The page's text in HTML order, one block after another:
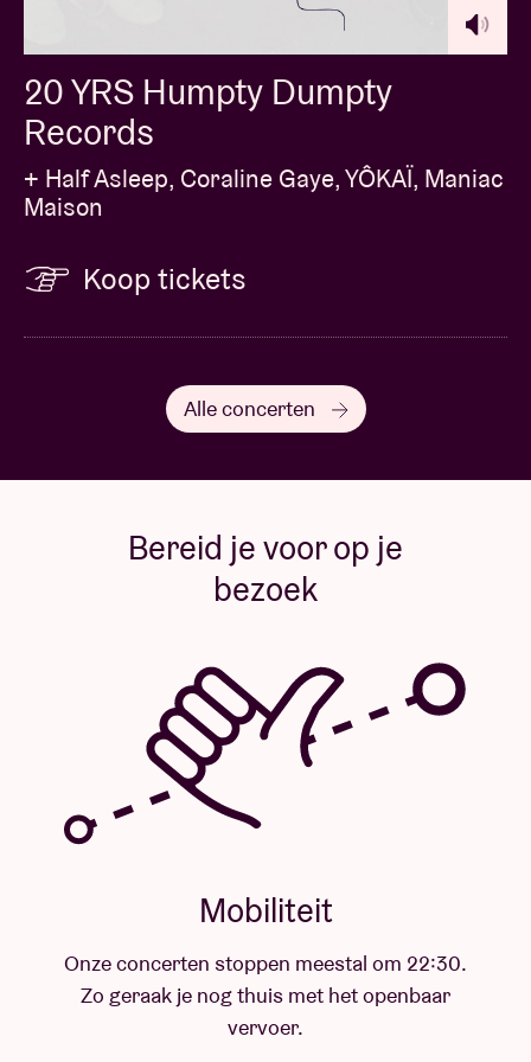
20 YRS Humpty Dumpty
Records
+ Half Asleep, Coraline Gaye, YÔKAÏ, Maniac
Maison
Koop tickets
Alle concerten
Bereid je voor op je
bezoek